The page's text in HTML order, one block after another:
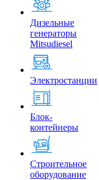
Дизельные
генераторы
Mitsudiesel
Электростанции
Блок-
контейнеры
Строительное
оборудование